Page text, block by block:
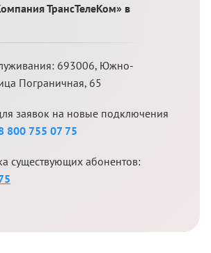
ТрансТелеКом» в
693006, Южно-
Пограничная, 65
заявок на новые подключения
800 755 07 75
существующих абонентов: